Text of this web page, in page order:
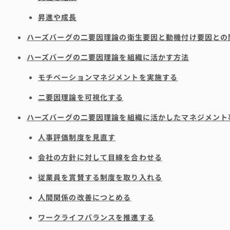
昇進や成長
ハーズバーグの二要因理論の衛生要因と動機付け要因との
ハーズバーグの二要因理論を組織に活かす方法
モチベーションマネジメントを実施する
二要因理論を可視化する
ハーズバーグの二要因理論を組織に活かしたマネジメント
人事評価制度を見直す
会社の方針に対して目線を合わせる
従業員を賞賛する制度を取り入れる
人間関係の改善につとめる
ワークライフバランスを推進する